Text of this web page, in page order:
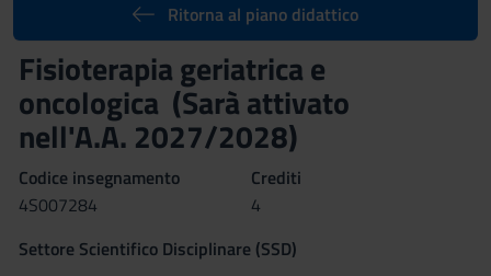
Ritorna al piano didattico
Fisioterapia geriatrica e
oncologica (Sarà attivato
nell'A.A. 2027/2028)
Codice insegnamento
4S007284
Crediti
4
Settore Scientifico Disciplinare (SSD)